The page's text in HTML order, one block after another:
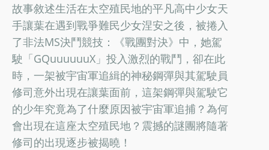
故事敘述生活在太空殖民地的平凡高中少女天
手讓葉在遇到戰爭難民少女涅安之後，被捲入
了非法MS決鬥競技：《戰團對決》中，她駕
駛「GQuuuuuuX」投入激烈的戰鬥，卻在此
時，一架被宇宙軍追緝的神秘鋼彈與其駕駛員
修司意外出現在讓葉面前，這架鋼彈與駕駛它
的少年究竟為了什麼原因被宇宙軍追捕？為何
會出現在這座太空殖民地？震撼的謎團將隨著
修司的出現逐步被揭曉！